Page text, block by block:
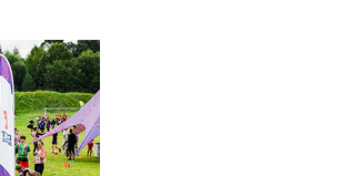
в